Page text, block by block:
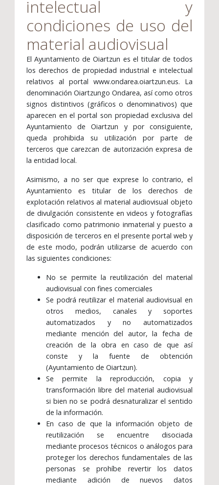
intelectual y
condiciones de uso del
material audiovisual
El Ayuntamiento de Oiartzun es el titular de todos
los derechos de propiedad industrial e intelectual
relativos al portal www.ondarea.oiartzun.eus. La
denominación Oiartzungo Ondarea, así como otros
signos distintivos (gráficos o denominativos) que
aparecen en el portal son propiedad exclusiva del
Ayuntamiento de Oiartzun y por consiguiente,
queda prohibida su utilización por parte de
terceros que carezcan de autorización expresa de
la entidad local.
Asimismo, a no ser que exprese lo contrario, el
Ayuntamiento es titular de los derechos de
explotación relativos al material audiovisual objeto
de divulgación consistente en videos y fotografías
clasificado como patrimonio inmaterial y puesto a
disposición de terceros en el presente portal web y
de este modo, podrán utilizarse de acuerdo con
las siguientes condiciones:
No se permite la reutilización del material
audiovisual con fines comerciales
Se podrá reutilizar el material audiovisual en
otros medios, canales y soportes
automatizados y no automatizados
mediante mención del autor, la fecha de
creación de la obra en caso de que así
conste y la fuente de obtención
(Ayuntamiento de Oiartzun).
Se permite la reproducción, copia y
transformación libre del material audiovisual
si bien no se podrá desnaturalizar el sentido
de la información.
En caso de que la información objeto de
reutilización se encuentre disociada
mediante procesos técnicos o análogos para
proteger los derechos fundamentales de las
personas se prohíbe revertir los datos
mediante adición de nuevos datos